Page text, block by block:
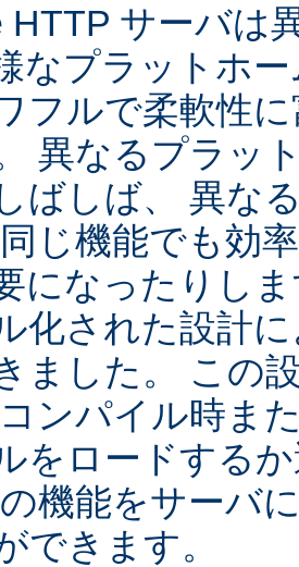
HTTP サーバは
なプラットホ
フルで柔軟性
異なるプラッ
ばしば、 異な
じ機能でも効
になったりし
化された設計
ました。 この
ンパイル時ま
をロードする
機能をサーバ
できます。